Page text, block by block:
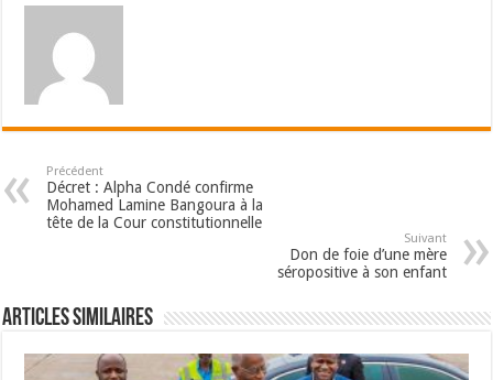
Précédent
Décret : Alpha Condé confirme
Mohamed Lamine Bangoura à la
tête de la Cour constitutionnelle
Suivant
Don de foie d’une mère
séropositive à son enfant
Articles Similaires